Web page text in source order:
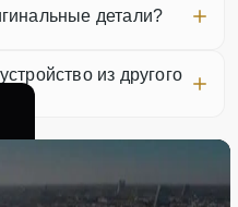
детали?
из другого